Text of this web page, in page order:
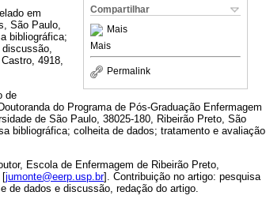
Compartilhar
Mais
Mais
Permalink
em
São Paulo,
bibliográfica;
4918,
de
do Programa de Pós-Graduação Enfermagem
de São Paulo, 38025-180, Ribeirão Preto, São
bibliográfica; colheita de dados; tratamento e avaliação
Escola de Enfermagem de Ribeirão Preto,
[jumonte@eerp.usp.br]. Contribuição no artigo: pesquisa
de dados e discussão, redação do artigo.